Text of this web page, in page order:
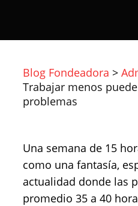
Blog Fondeadora >
Trabajar menos
problemas
Una semana de 15
como una fantasía,
actualidad donde las
promedio 35 a 40